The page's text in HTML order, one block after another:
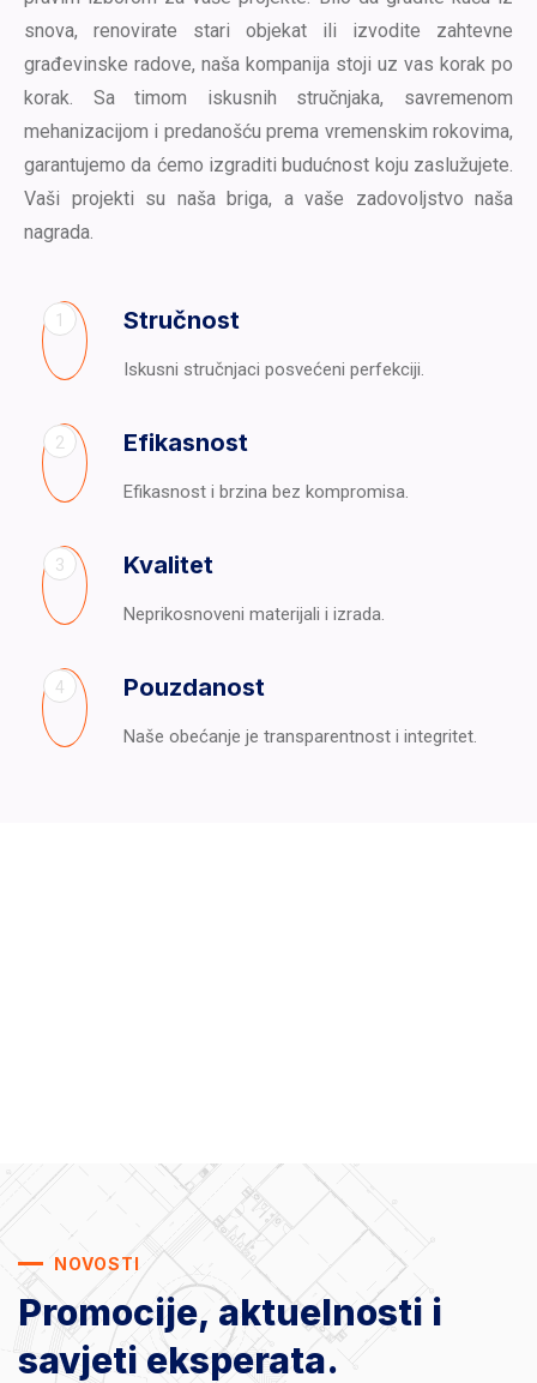
snova, renovirate stari objekat ili izvodite zahtevne
građevinske radove, naša kompanija stoji uz vas korak po
korak. Sa timom iskusnih stručnjaka, savremenom
mehanizacijom i predanošću prema vremenskim rokovima,
garantujemo da ćemo izgraditi budućnost koju zaslužujete.
Vaši projekti su naša briga, a vaše zadovoljstvo naša
nagrada.
1 Stručnost
Iskusni stručnjaci posvećeni perfekciji.
2 Efikasnost
Efikasnost i brzina bez kompromisa.
3 Kvalitet
Neprikosnoveni materijali i izrada.
4 Pouzdanost
Naše obećanje je transparentnost i integritet.
NOVOSTI
Promocije, aktuelnosti i
savjeti eksperata.